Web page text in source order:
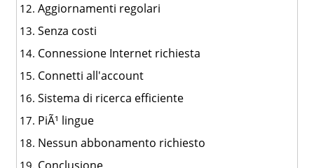
Aggiornamenti regolari
Senza costi
Connessione Internet richiesta
Connetti all'account
Sistema di ricerca efficiente
PiÃ¹ lingue
Nessun abbonamento richiesto